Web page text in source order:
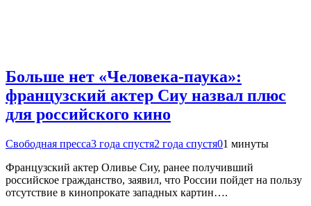
Больше нет «Человека-паука»:
французский актер Сиу назвал плюс
для российского кино
Свободная пресса3 года спустя2 года спустя01 минуты
Французский актер Оливье Сиу, ранее получивший
российское гражданство, заявил, что России пойдет на пользу
отсутствие в кинопрокате западных картин….